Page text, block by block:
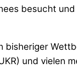
besucht
und vielen